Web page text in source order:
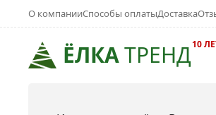
ЁЛКАТРЕНД10
О компанииСпособы оплатыДоставка